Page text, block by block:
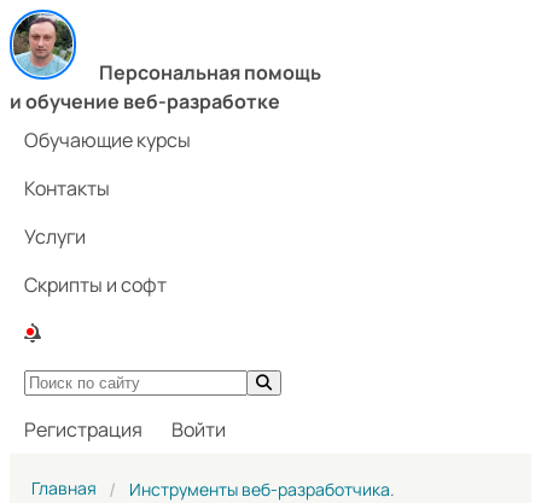
Персональная помощь
и обучение веб-разработке
Обучающие курсы
Контакты
Услуги
Скрипты и софт
Регистрация Войти
Главная
Инструменты веб-разработчика.